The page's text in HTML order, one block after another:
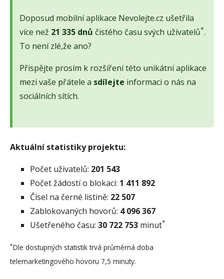
Doposud mobilní aplikace Nevolejte.cz ušetřila
více než 21 335 dnů čistého času svých uživatelů*.
To není zlé,že ano?
Přispějte prosím k rozšíření této unikátní aplikace
mezi vaše přátele a sdílejte informaci o nás na
sociálních sítích.
Aktuální statistiky projektu:
Počet uživatelů: 201 543
Počet žádostí o blokaci: 1 411 892
Čísel na černé listině: 22 507
Zablokovaných hovorů: 4 096 367
Ušetřeného času: 30 722 753 minut*
*Dle dostupných statistik trvá průměrná doba
telemarketingového hovoru 7,5 minuty.